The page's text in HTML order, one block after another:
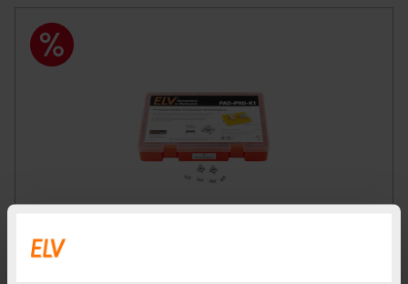
Kondensatoren K1, mit Aufbewahrungsbox, PAD-PRO-